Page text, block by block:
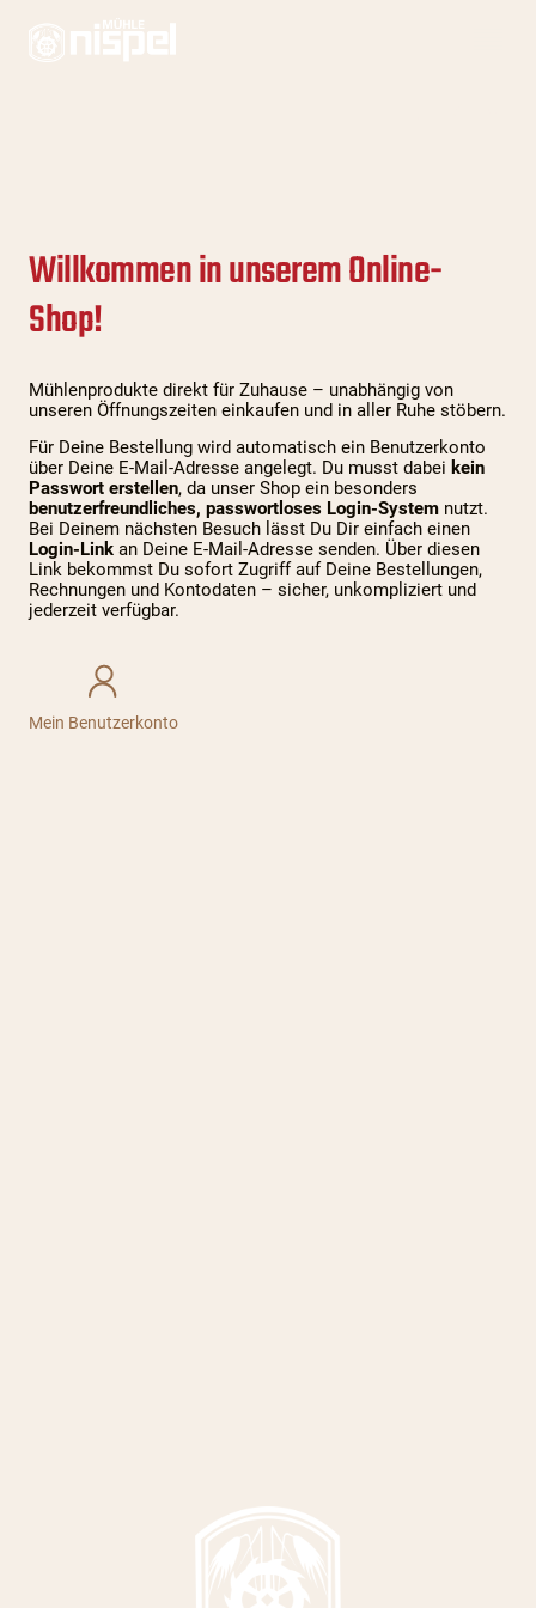
Willkommen in unserem Online-
Shop!
Mühlenprodukte direkt für Zuhause – unabhängig von
unseren Öffnungszeiten einkaufen und in aller Ruhe stöbern.
Für Deine Bestellung wird automatisch ein Benutzerkonto
über Deine E-Mail-Adresse angelegt. Du musst dabei kein
Passwort erstellen, da unser Shop ein besonders
benutzerfreundliches, passwortloses Login-System nutzt.
Bei Deinem nächsten Besuch lässt Du Dir einfach einen
Login-Link an Deine E-Mail-Adresse senden. Über diesen
Link bekommst Du sofort Zugriff auf Deine Bestellungen,
Rechnungen und Kontodaten – sicher, unkompliziert und
jederzeit verfügbar.
Mein Benutzerkonto